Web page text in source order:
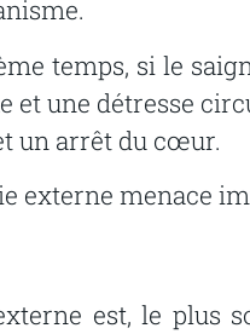
temps, si le
et une détresse
un arrêt du cœur.
externe menace
est, le plus